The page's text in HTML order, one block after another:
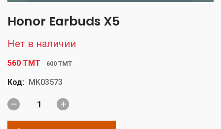
Honor Earbuds X5
Нет в наличии
560 TMT 600 TMT
Код: MK03573